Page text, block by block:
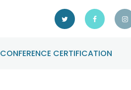
CONFERENCE CERTIFICATION